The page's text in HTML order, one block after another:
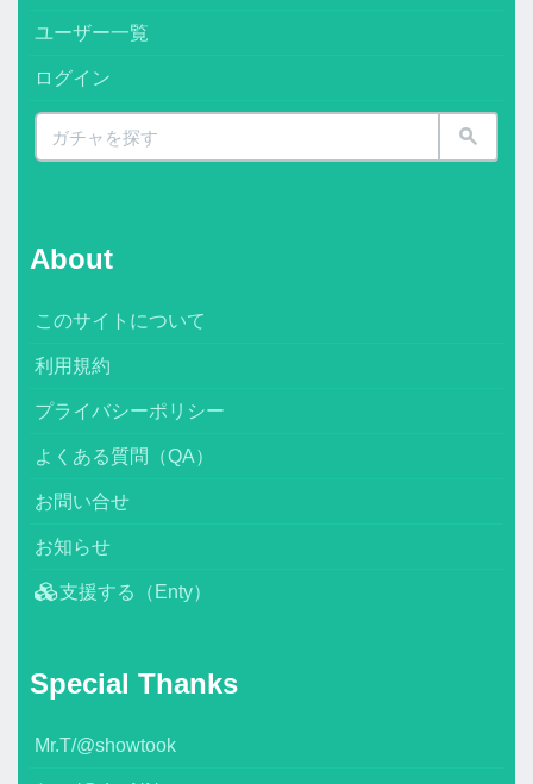
ユーザー一覧
ログイン
About
このサイトについて
利用規約
プライバシーポリシー
よくある質問（QA）
お問い合せ
お知らせ
支援する（Enty）
Special Thanks
Mr.T/@showtook